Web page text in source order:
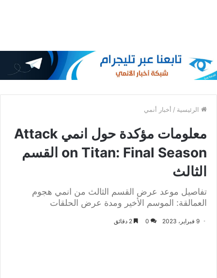
الرئيسية / أخبار أنمي
معلومات مؤكدة حول انمي Attack
on Titan: Final Season القسم
الثالث
تفاصيل موعد عرض القسم الثالث من انمي هجوم
العمالقة: الموسم الأخير ومدة عرض الحلقات
9 فبراير، 2023 0